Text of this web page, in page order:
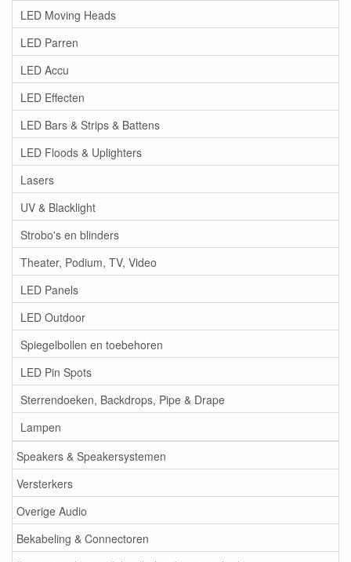
LED Moving Heads
LED Parren
LED Accu
LED Effecten
LED Bars & Strips & Battens
LED Floods & Uplighters
Lasers
UV & Blacklight
Strobo's en blinders
Theater, Podium, TV, Video
LED Panels
LED Outdoor
Spiegelbollen en toebehoren
LED Pin Spots
Sterrendoeken, Backdrops, Pipe & Drape
Lampen
Speakers & Speakersystemen
Versterkers
Overige Audio
Bekabeling & Connectoren